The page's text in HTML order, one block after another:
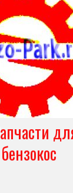
бензокос